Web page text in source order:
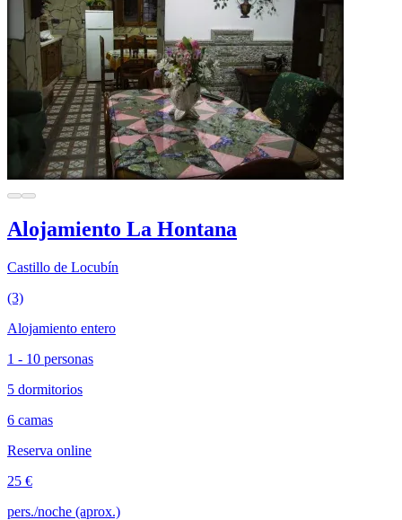
Alojamiento La Hontana
Castillo de Locubín
(3)
Alojamiento entero
1 - 10 personas
5 dormitorios
6 camas
Reserva online
25 €
pers./noche (aprox.)